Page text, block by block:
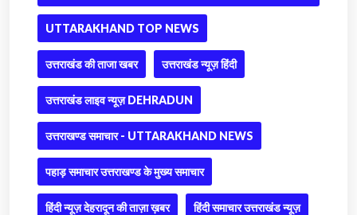
UTTARAKHAND TOP NEWS
उत्तराखंड की ताजा खबर उत्तराखंड न्यूज़ हिंदी
उत्तराखंड लाइव न्यूज़ DEHRADUN
उत्तराखण्ड समाचार - UTTARAKHAND NEWS
पहाड़ समाचार उत्तराखण्ड के मुख्य समाचार
हिंदी न्यूज़ देहरादून की ताज़ा ख़बर हिंदी समाचार उत्तराखंड न्यूज़